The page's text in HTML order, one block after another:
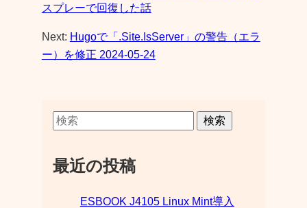
スプレーで回復した話
Next: Hugoで「.Site.IsServer」の警告（エラ
ー）を修正 2024-05-24
検索
最近の投稿
ESBOOK J4105 Linux Mint導入